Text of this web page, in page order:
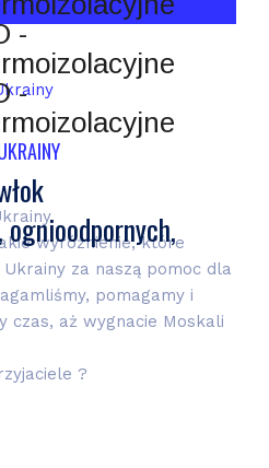
wyróżnienie, które
za naszą pomoc dla
pomagamy i
czas, aż wygnacie Moskali
?